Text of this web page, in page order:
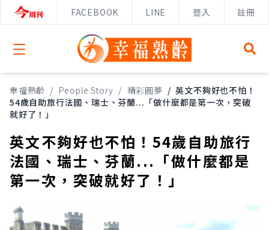
FACEBOOK LINE 登入 註冊
Open menu
幸福熟齡 / People Story / 精彩圓夢 / 英文不夠好也不怕！
54歲自助旅行法國、瑞士、芬蘭...「做什麼都是第一次，突破
就好了！」
英文不夠好也不怕！54歲自助旅行
法國、瑞士、芬蘭...「做什麼都是
第一次，突破就好了！」